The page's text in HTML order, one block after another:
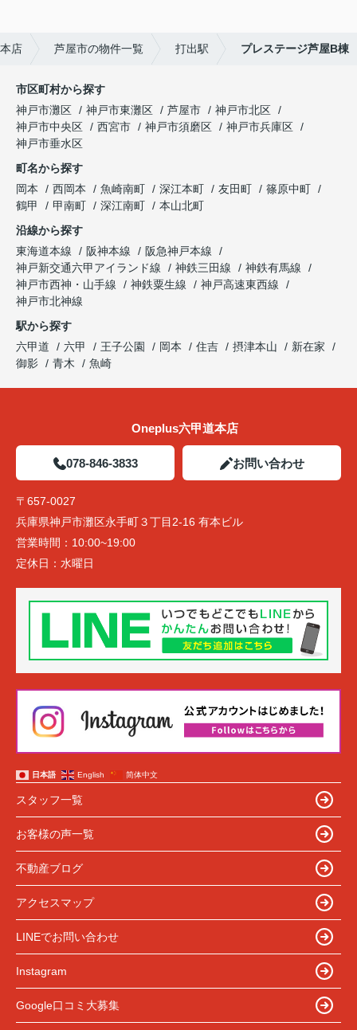
店 芦屋市の物件一覧 打出駅 プレステージ芦屋B棟
市区町村から探す
神戸市灘区
神戸市東灘区 芦屋市
神戸市北区
神戸市中央区
西宮市 神戸市須磨区
神戸市兵庫区
神戸市垂水区
町名から探す
岡本
西岡本 魚崎南町 深江本町 友田町
篠原中町
鶴甲
甲南町 深江南町
本山北町
沿線から探す
東海道本線
阪神本線
阪急神戸本線
神戸新交通六甲アイランド線
神鉄三田線
神鉄有馬線
神戸市西神・山手線
神鉄粟生線
神戸高速東西線
神戸市北神線
駅から探す
六甲道
六甲 王子公園 岡本 住吉 摂津本山
新在家
御影
青木 魚崎
Oneplus六甲道本店
078-846-3833 お問い合わせ
〒657-0027
兵庫県神戸市灘区永手町３丁目2-16 有本ビル
営業時間： 10:00~19:00
定休日： 水曜日
日本語 English 简体中文
スタッフ一覧
お客様の声一覧
不動産ブログ
アクセスマップ
LINEでお問い合わせ
Instagram
Google口コミ大募集